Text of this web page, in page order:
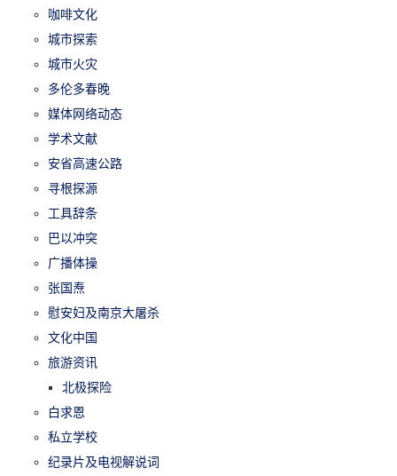
咖啡文化
城市探索
城市火灾
多伦多春晚
媒体网络动态
学术文献
安省高速公路
寻根探源
工具辞条
巴以冲突
广播体操
张国焘
慰安妇及南京大屠杀
文化中国
旅游资讯
北极探险
白求恩
私立学校
纪录片及电视解说词